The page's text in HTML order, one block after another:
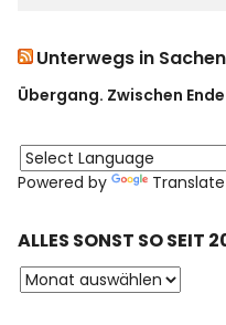
Unterwegs in
Übergang. Zwischen
Powered by Translate
ALLES SONST SO SEIT